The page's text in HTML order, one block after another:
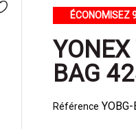
ÉCONOMISEZ
BAG
Référence